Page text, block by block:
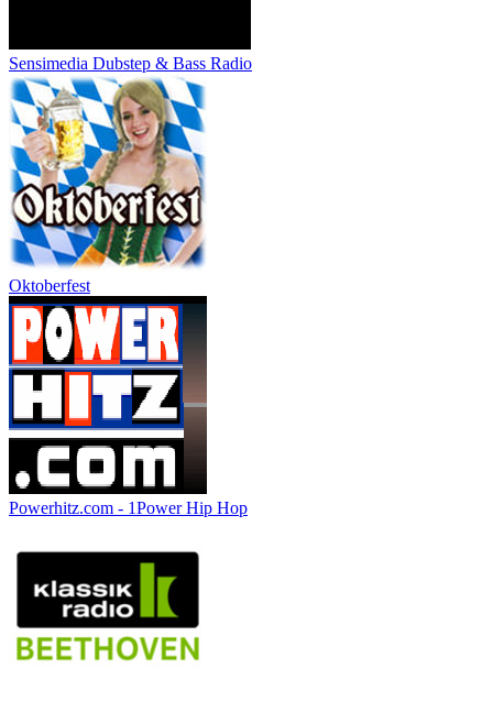
Sensimedia Dubstep & Bass Radio
Oktoberfest
Powerhitz.com - 1Power Hip Hop